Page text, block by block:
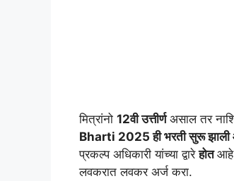
मित्रांनो 12वी उत्तीर्णअसाल तर
Bharti 2025 ही भरती सुरू
प्रकल्प अधिकारी यांच्या द्वारेहोत
लवकरात लवकर अर्ज करा.